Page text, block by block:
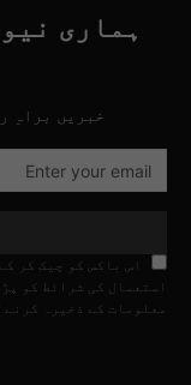
ہماری
خبریں براہِ
اس باکس کو چیک کر
استعمال کی شرائط کو
معلومات کے ذخیرہ کرنے